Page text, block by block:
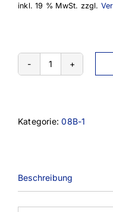
inkl. 19 % MwSt. zzgl.
N201-
Kategorie:08B-1
Beschreibung